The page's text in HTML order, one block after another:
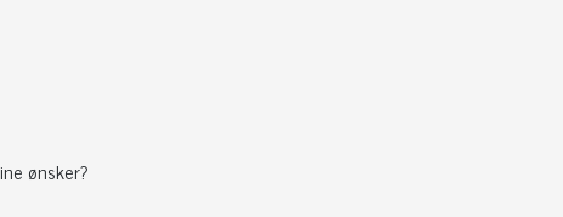
ønsker?